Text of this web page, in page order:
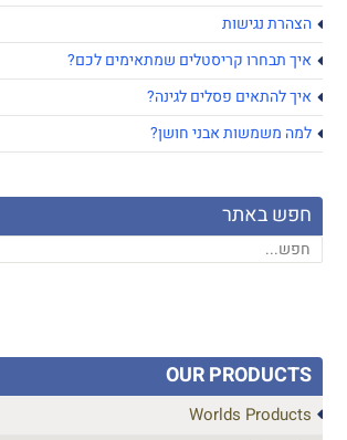
הצהרת נגישות
איך תבחרו קריסטלים שמתאימים לכם?
איך להתאים פסלים לגינה?
למה משמשות אבני חושן?
חפש באתר
OUR PRODUCTS
Worlds Products